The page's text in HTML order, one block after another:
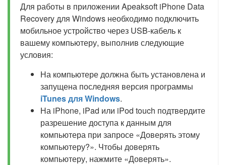
Для работы в приложении Apeaksoft iPhone Data
Recovery для Windows необходимо подключить
мобильное устройство через USB-кабель к
вашему компьютеру, выполнив следующие
условия:
На компьютере должна быть установлена и
запущена последняя версия программы
iTunes для Windows.
На iPhone, iPad или iPod touch подтвердите
разрешение доступа к данным для
компьютера при запросе «Доверять этому
компьютеру?». Чтобы доверять
компьютеру, нажмите «Доверять».